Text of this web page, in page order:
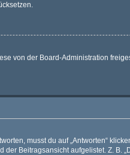
von der Board-Administration
musst du auf „Antworten“
Beitragsansicht aufgelistet. Z. B.